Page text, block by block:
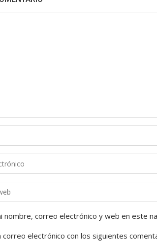
nombre, correo electrónico y web en este
correo electrónico con los siguientes